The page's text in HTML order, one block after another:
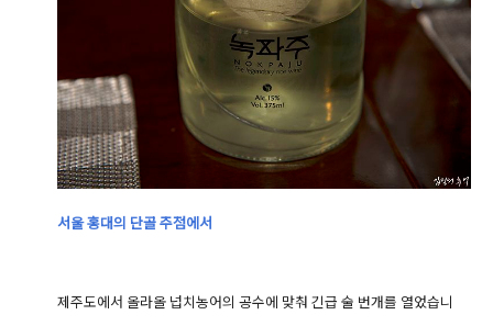
서울 홍대의 단골 주점에서
제주도에서 올라올 넙치농어의 공수에 맞춰 긴급 술 번개를 열었습니